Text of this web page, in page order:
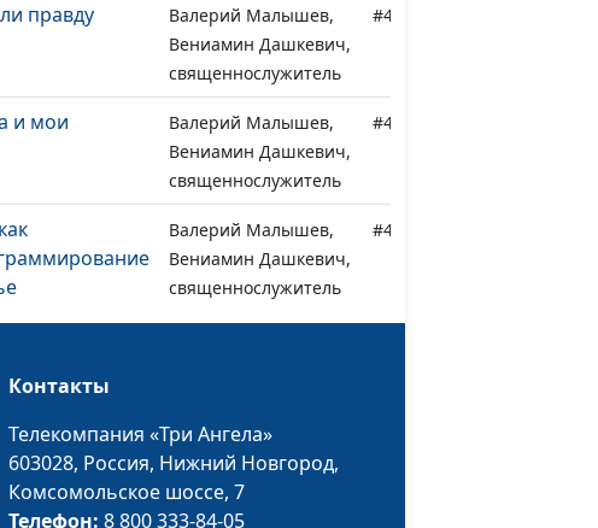
правду
Валерий Малышев,
Вениамин Дашкевич,
священнослужитель
#431
и мои
Валерий Малышев,
Вениамин Дашкевич,
священнослужитель
#430
Валерий Малышев,
Вениамин Дашкевич,
священнослужитель
#429
поколений:
избежать?
Валерий Малышев,
Вениамин Дашкевич,
священнослужитель
Контакты
Телекомпания «Три Ангела»
603028, Россия, Нижний Новгород,
Комсомольское шоссе, 7
Телефон: 8 800 333-84-05